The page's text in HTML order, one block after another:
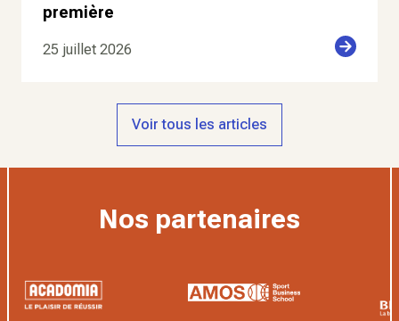
première
25 juillet 2026
Voir tous les articles
Nos partenaires